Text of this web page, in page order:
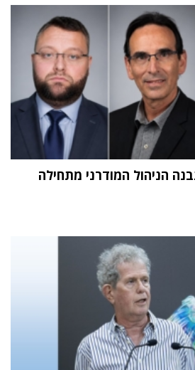
הניהול המודרני מתחילה